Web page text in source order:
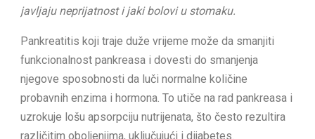
javljaju neprijatnost i jaki bolovi u stomaku.
Pankreatitis koji traje duže vrijeme može da smanjiti
funkcionalnost pankreasa i dovesti do smanjenja
njegove sposobnosti da luči normalne količine
probavnih enzima i hormona. To utiče na rad pankreasa i
uzrokuje lošu apsorpciju nutrijenata, što često rezultira
različitim oboljenjima, uključujući i dijabetes.